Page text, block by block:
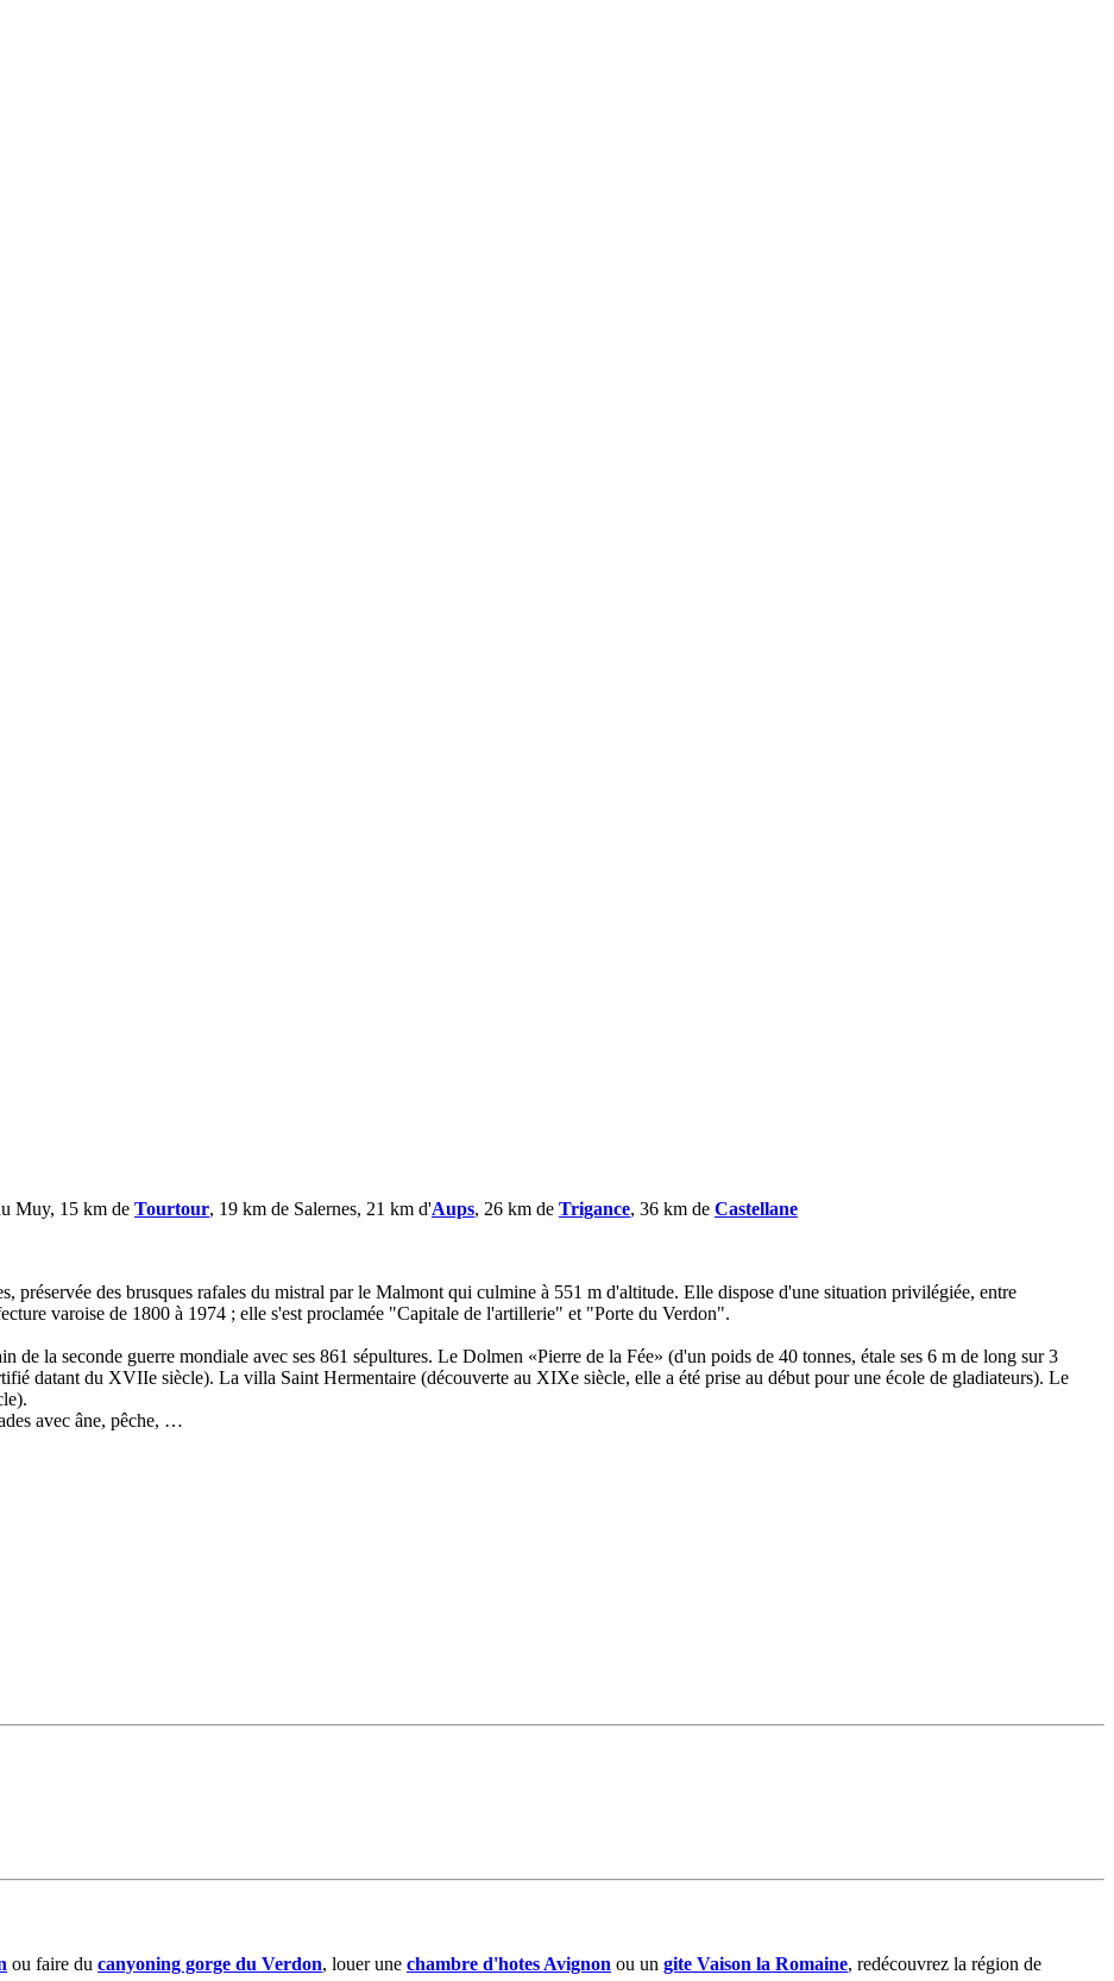
Muy, 15 km de Tourtour, 19 km de Salernes, 21 km d'Aups, 26 km de Trigance, 36 km de Castellane
préservée des brusques rafales du mistral par le Malmont qui culmine à 551 m d'altitude. Elle dispose d'une situation privilégiée, entre
varoise de 1800 à 1974 ; elle s'est proclamée "Capitale de l'artillerie" et "Porte du Verdon".
de la seconde guerre mondiale avec ses 861 sépultures. Le Dolmen «Pierre de la Fée» (d'un poids de 40 tonnes, étale ses 6 m de long sur 3
datant du XVIIe siècle). La villa Saint Hermentaire (découverte au XIXe siècle, elle a été prise au début pour une école de gladiateurs). Le
avec âne, pêche, …
ou faire du canyoning gorge du Verdon, louer une chambre d'hotes Avignon ou un gite Vaison la Romaine, redécouvrez la région de